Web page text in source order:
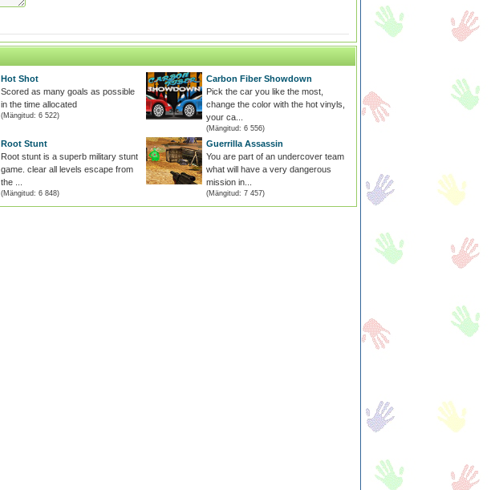
Hot Shot
Scored as many goals as possible
in the time allocated
(Mängitud: 6 522)
Carbon Fiber Showdown
Pick the car you like the most,
change the color with the hot vinyls,
your ca...
(Mängitud: 6 556)
Root Stunt
Root stunt is a superb military stunt
game. clear all levels escape from
the ...
(Mängitud: 6 848)
Guerrilla Assassin
You are part of an undercover team
what will have a very dangerous
mission in...
(Mängitud: 7 457)